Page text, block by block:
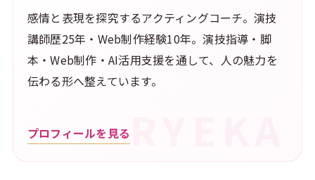
感情と表現を探究するアクティングコーチ。演技
講師歴25年・Web制作経験10年。演技指導・脚
本・Web制作・AI活用支援を通して、人の魅力を
伝わる形へ整えています。
プロフィールを見る